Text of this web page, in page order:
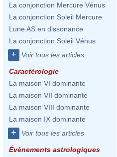
La conjonction Mercure Vénus
La conjonction Soleil Mercure
Lune AS en dissonance
La conjonction Soleil Vénus
+ Voir tous les articles
Caractérologie
La maison VI dominante
La maison VII dominante
La maison VIII dominante
La maison IX dominante
+ Voir tous les articles
Évènements astrologiques